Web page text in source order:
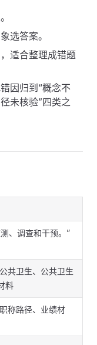
选答案。
适合整理成错题
因归到“概念不
未核验”四类之
、调查和干预。”
共卫生、公共卫生
料
称路径、业绩材